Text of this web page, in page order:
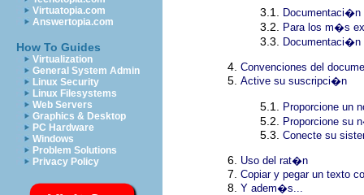
Virtuatopia.com
Answertopia.com
How To Guides
Virtualization
General System Admin
Linux Security
Linux Filesystems
Web Servers
Graphics & Desktop
PC Hardware
Windows
Problem Solutions
Privacy Policy
3.1. Documentaci�n
3.2. Para los m�s
3.3.
4. Convenciones del
5. Active su suscripci�n
5.1. Proporcione un
5.2. Proporcione su
5.3. Conecte su
6. Uso del rat�n
7. Copiar y pegar un texto
8. Y adem�s...